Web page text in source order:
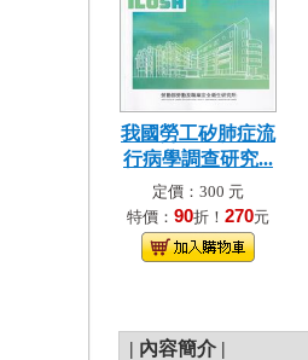
我國勞工矽肺症流
行病學調查研究...
定價：300 元
特價： 90折！ 270元
| 內容簡介 |